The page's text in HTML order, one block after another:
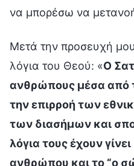
να μπορέσω να
Μετά την προσευχή
λόγια του Θεού: «Ο
ανθρώπους μέσα από
την επιρροή των
των διασήμων και
λόγια τους έχουν
ανθρώπου και το “ο